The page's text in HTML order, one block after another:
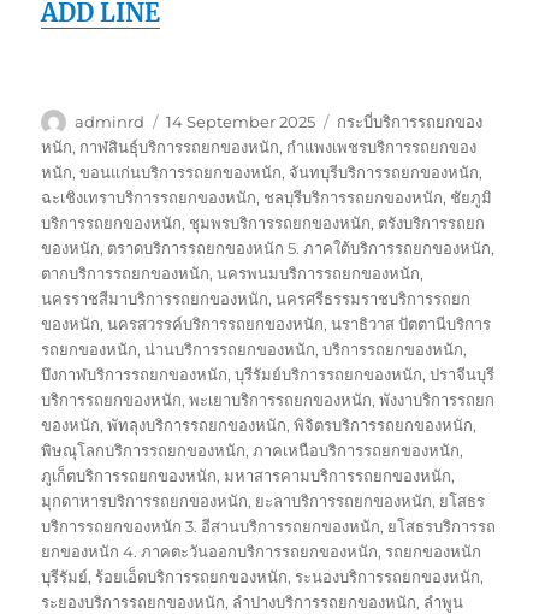
ADD LINE
Author
adminrd
Posted
on
14 September 2025 Tags
กระบี่บริการรถยกของ
หนัก, กาฬสินธุ์บริการรถยกของหนัก, กำแพงเพชรบริการรถยกของ
หนัก,ขอนแก่นบริการรถยกของหนัก, จันทบุรีบริการรถยกของหนัก,
ฉะเชิงเทราบริการรถยกของหนัก, ชลบุรีบริการรถยกของหนัก, ชัยภูมิ
บริการรถยกของหนัก, ชุมพรบริการรถยกของหนัก, ตรังบริการรถยก
ของหนัก, ตราดบริการรถยกของหนัก 5. ภาคใต้บริการรถยกของหนัก,
ตากบริการรถยกของหนัก,นครพนมบริการรถยกของหนัก,
นครราชสีมาบริการรถยกของหนัก,นครศรีธรรมราชบริการรถยก
ของหนัก,นครสวรรค์บริการรถยกของหนัก,นราธิวาส ปัตตานีบริการ
รถยกของหนัก,น่านบริการรถยกของหนัก,บริการรถยกของหนัก,
บึงกาฬบริการรถยกของหนัก,บุรีรัมย์บริการรถยกของหนัก,ปราจีนบุรี
บริการรถยกของหนัก,พะเยาบริการรถยกของหนัก,พังงาบริการรถยก
ของหนัก,พัทลุงบริการรถยกของหนัก,พิจิตรบริการรถยกของหนัก,
พิษณุโลกบริการรถยกของหนัก,ภาคเหนือบริการรถยกของหนัก,
ภูเก็ตบริการรถยกของหนัก,มหาสารคามบริการรถยกของหนัก,
มุกดาหารบริการรถยกของหนัก, ยะลาบริการรถยกของหนัก, ยโสธร
บริการรถยกของหนัก 3. อีสานบริการรถยกของหนัก, ยโสธรบริการรถ
ยกของหนัก 4. ภาคตะวันออกบริการรถยกของหนัก,รถยกของหนัก
บุรีรัมย์,ร้อยเอ็ดบริการรถยกของหนัก,ระนองบริการรถยกของหนัก,
ระยองบริการรถยกของหนัก, ลำปางบริการรถยกของหนัก, ลำพูน